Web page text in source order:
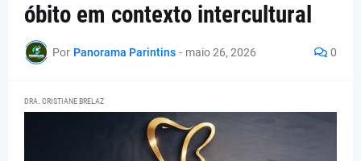
óbito em contexto intercultural
Por Panorama Parintins - maio 26, 2026 0
DRA. CRISTIANE BRELAZ